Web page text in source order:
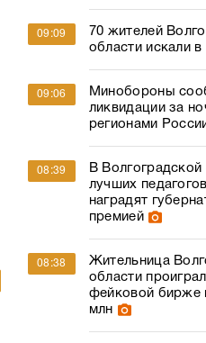
09:09
70 жителей
области искали
09:06
Минобороны
ликвидации за
регионами
08:39
В Волгоградской
лучших
наградят
премией
08:38
Жительница
области
фейковой бирже
млн